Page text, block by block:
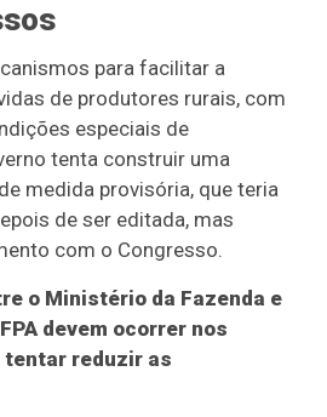
para facilitar a
de produtores rurais, com
especiais de
tenta construir uma
medida provisória, que teria
de ser editada, mas
com o Congresso.
o Ministério da Fazenda e
devem ocorrer nos
tentar reduzir as